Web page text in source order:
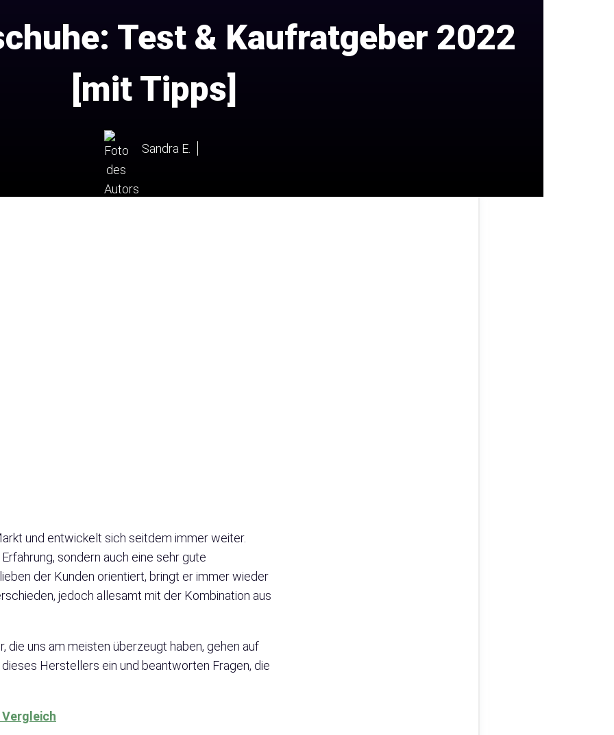
Test & Kaufratgeber 2022
[mit Tipps]
Sandra E.
und entwickelt sich seitdem immer weiter.
sondern auch eine sehr gute
der Kunden orientiert, bringt er immer wieder
jedoch allesamt mit der Kombination aus
uns am meisten überzeugt haben, gehen auf
Herstellers ein und beantworten Fragen, die